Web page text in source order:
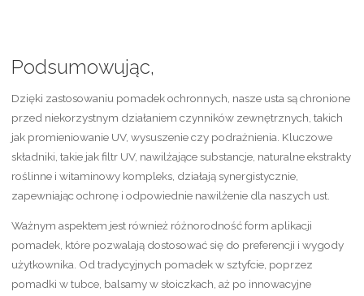
Podsumowując,
Dzięki zastosowaniu pomadek ochronnych, nasze usta są chronione
przed niekorzystnym działaniem czynników zewnętrznych, takich
jak promieniowanie UV, wysuszenie czy podrażnienia. Kluczowe
składniki, takie jak filtr UV, nawilżające substancje, naturalne ekstrakty
roślinne i witaminowy kompleks, działają synergistycznie,
zapewniając ochronę i odpowiednie nawilżenie dla naszych ust.
Ważnym aspektem jest również różnorodność form aplikacji
pomadek, które pozwalają dostosować się do preferencji i wygody
użytkownika. Od tradycyjnych pomadek w sztyfcie, poprzez
pomadki w tubce, balsamy w słoiczkach, aż po innowacyjne